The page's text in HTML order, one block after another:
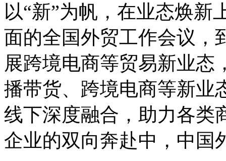
以“新”为帆，在业态焕新
面的全国外贸工作会议，
展跨境电商等贸易新业态
播带货、跨境电商等新业
线下深度融合，助力各类
企业的双向奔赴中，中国